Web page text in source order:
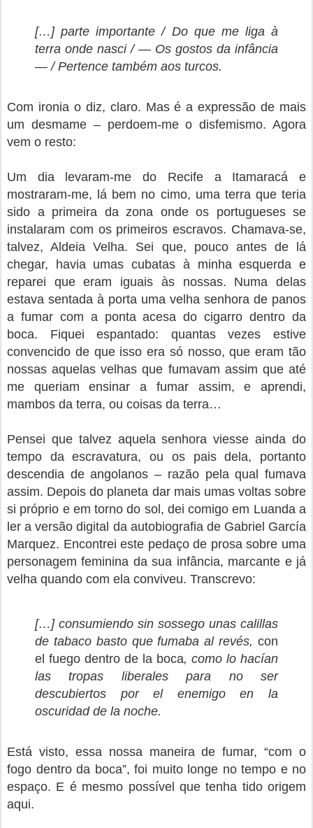
[…] parte importante / Do que me liga à
terra onde nasci / — Os gostos da infância
— /Pertence também aos turcos.
Com ironia o diz, claro. Mas é a expressão de mais
um desmame – perdoem-me o disfemismo. Agora
vem o resto:
Um dia levaram-me do Recife a Itamaracá e
mostraram-me, lá bem no cimo, uma terra que teria
sido a primeira da zona onde os portugueses se
instalaram com os primeiros escravos. Chamava-se,
talvez, Aldeia Velha. Sei que, pouco antes de lá
chegar, havia umas cubatas à minha esquerda e
reparei que eram iguais às nossas. Numa delas
estava sentada à porta uma velha senhora de panos
a fumar com a ponta acesa do cigarro dentro da
boca. Fiquei espantado: quantas vezes estive
convencido de que isso era só nosso, que eram tão
nossas aquelas velhas que fumavam assim que até
me queriam ensinar a fumar assim, e aprendi,
mambos da terra, ou coisas da terra…
Pensei que talvez aquela senhora viesse ainda do
tempo da escravatura, ou os pais dela, portanto
descendia de angolanos – razão pela qual fumava
assim. Depois do planeta dar mais umas voltas sobre
si próprio e em torno do sol, dei comigo em Luanda a
ler a versão digital da autobiografia de Gabriel García
Marquez. Encontrei este pedaço de prosa sobre uma
personagem feminina da sua infância, marcante e já
velha quando com ela conviveu. Transcrevo:
[…] consumiendo sin sossego unas calillas
de tabaco basto que fumaba al revés, con
el fuego dentro de la boca, como lo hacían
las tropas liberales para no ser
descubiertos por el enemigo en la
oscuridad de la noche.
Está visto, essa nossa maneira de fumar, “com o
fogo dentro da boca”, foi muito longe no tempo e no
espaço. E é mesmo possível que tenha tido origem
aqui.